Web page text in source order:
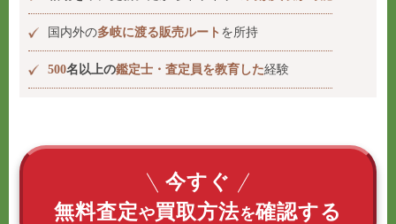
国内外の多岐に渡る販売ルート を所持
500名以上の鑑定士・査定員を教育した経験
今すぐ
無料査定や買取方法を確認する